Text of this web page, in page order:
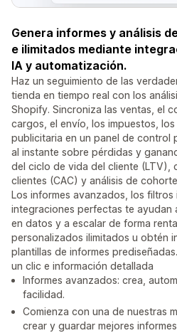
Genera informes y análisis
e ilimitados mediante
IA y automatización.
Haz un seguimiento de las
tienda en tiempo real con los
Shopify. Sincroniza las ventas, el
cargos, el envío, los impuestos,
publicitaria en un panel de control
al instante sobre pérdidas y
del ciclo de vida del cliente (LTV),
clientes (CAC) y análisis de
Los informes avanzados, los filtros
integraciones perfectas te ayudan
en datos y a escalar de forma
personalizados ilimitados u obtén
plantillas de informes
un clic e información detallada
Informes avanzados: crea,
facilidad.
Comienza con una de nuestras
crear y guardar mejores